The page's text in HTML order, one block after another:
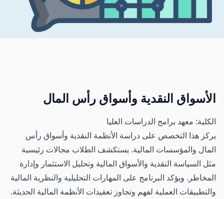
الأسواق النقدية وأسواق رأس المال
الكلية: معهد برامج الدراسات العليا
يركز هذا التخصص على دراسة الأنظمة النقدية وأسواق رأس
المال والمؤسسات المالية. يستكشف الطلاب مجالات رئيسية
مثل السياسة النقدية والأسواق المالية وتحليل الاستثمار وإدارة
المخاطر. ويؤكد البرنامج على المهارات التحليلية والنظرية المالية
والتطبيقات العملية لفهم وتجاوز تعقيدات الأنظمة المالية الحديثة.